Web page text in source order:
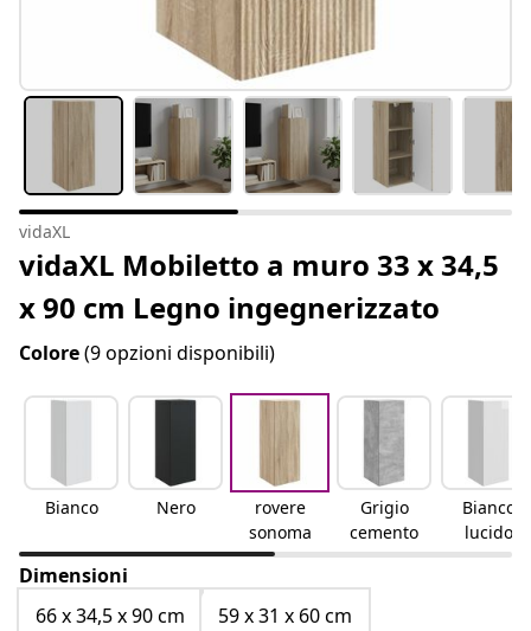
vidaXL
vidaXL Mobiletto a muro 33 x 34,5
x 90 cm Legno ingegnerizzato
Colore(9 opzioni disponibili)
Bianco Nero
rovere
sonoma
Grigio
cemento
Bianco
lucido
Dimensioni
66 x 34,5 x 90 cm
59 x 31 x 60 cm